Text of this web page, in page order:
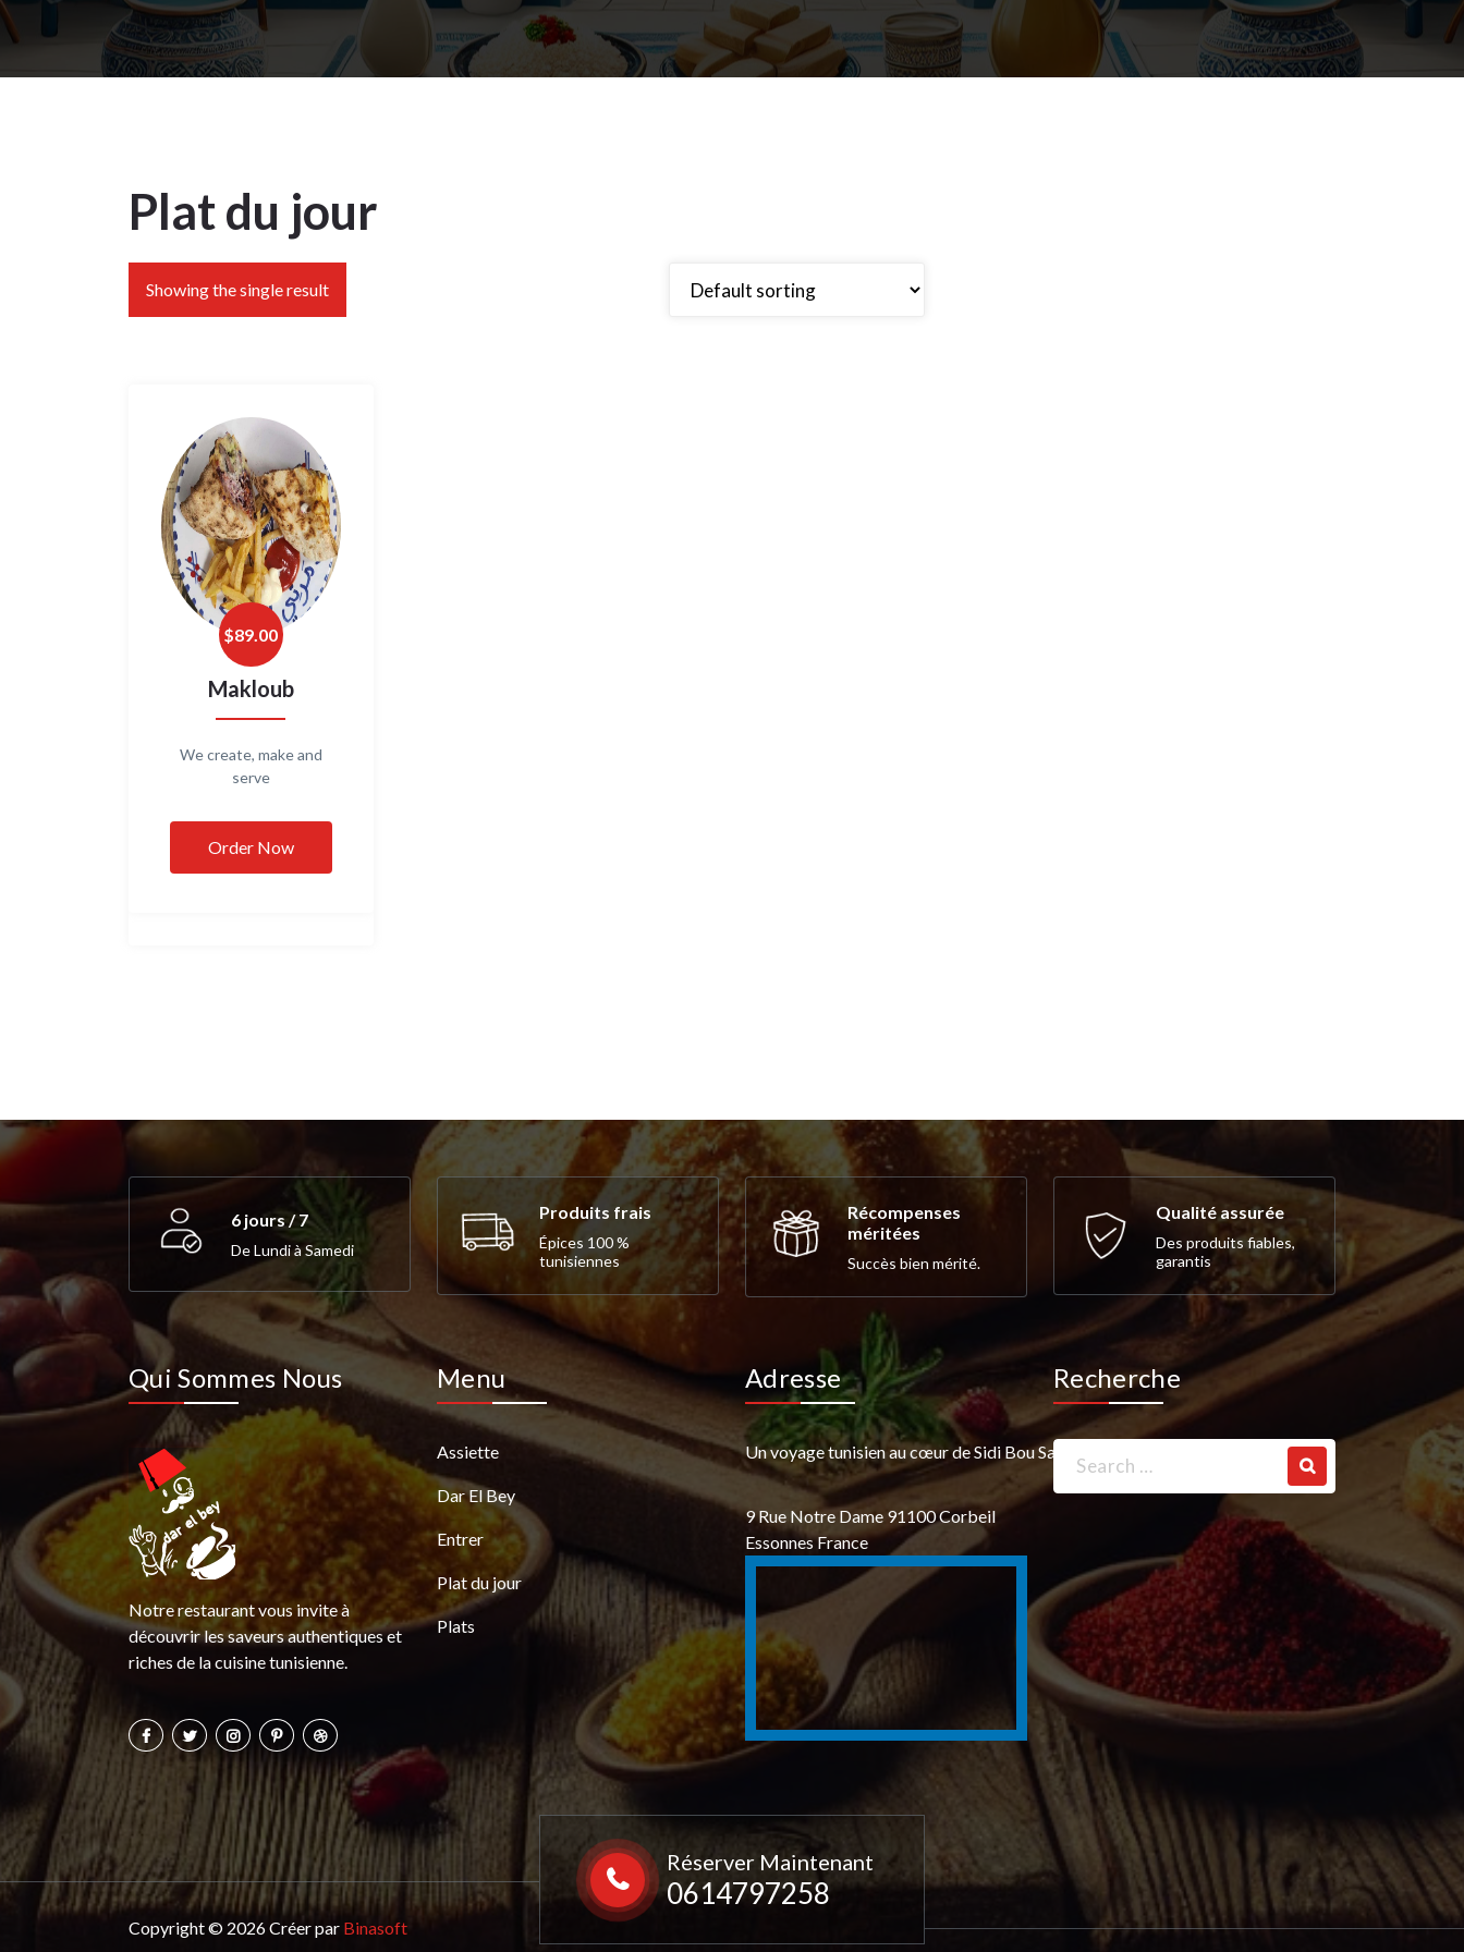
Plat du jour
Showing the single result
$89.00
Makloub
We create, make and
serve
Order Now
6 jours / 7
De Lundi à Samedi
Produits frais
Épices 100 %
tunisiennes
Récompenses
méritées
Succès bien mérité.
Qualité assurée
Des produits fiables,
garantis
Qui Sommes Nous
Notre restaurant vous invite à
découvrir les saveurs authentiques et
riches de la cuisine tunisienne.
Menu
Assiette
Dar El Bey
Entrer
Plat du jour
Plats
Adresse
Un voyage tunisien au cœur de Sidi Bou Saïd
9 Rue Notre Dame 91100 Corbeil
Essonnes France
Recherche
Search
for:
Copyright © 2026 Créer par Binasoft
Réserver Maintenant
0614797258